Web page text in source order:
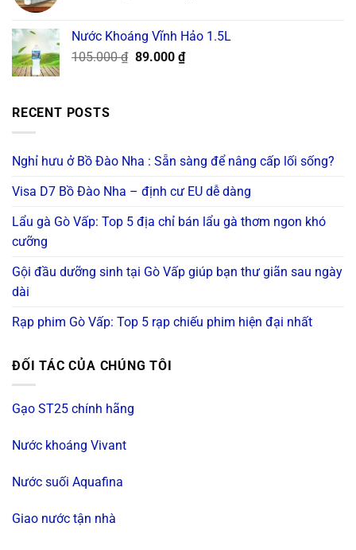
was:
130.000 ₫.
is:
120.000 ₫.
Nước Khoáng Vĩnh Hảo 1.5L
105.000₫ Original
89.000 ₫Current
RECENT POSTS
Nghỉ hưu ở Bồ Đào Nha : Sẵn sàng để nâng cấp lối sống?
Visa D7 Bồ Đào Nha – định cư EU dễ dàng
Lẩu gà Gò Vấp: Top 5 địa chỉ bán lẩu gà thơm ngon khó
cưỡng
Gội đầu dưỡng sinh tại Gò Vấp giúp bạn thư giãn sau ngày
dài
Rạp phim Gò Vấp: Top 5 rạp chiếu phim hiện đại nhất
ĐỐI TÁC CỦA CHÚNG TÔI
Gạo ST25 chính hãng
Nước khoáng Vivant
Nước suối Aquafina
Giao nước tận nhà